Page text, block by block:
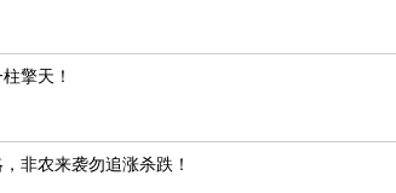
擎天！
非农来袭勿追涨杀跌！